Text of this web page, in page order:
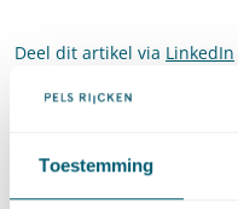
Toestemming
Deel dit artikel via LinkedIn
Contact